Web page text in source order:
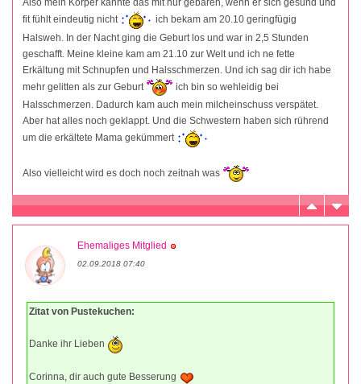
Also mein Körper kannte das mit nur gebären, wenn er sich gesund und
fit fühlt eindeutig nicht
ich bekam am 20.10 geringfügig
Halsweh. In der Nacht ging die Geburt los und war in 2,5 Stunden
geschafft. Meine kleine kam am 21.10 zur Welt und ich ne fette
Erkältung mit Schnupfen und Halsschmerzen. Und ich sag dir ich habe
mehr gelitten als zur Geburt
ich bin so wehleidig bei
Halsschmerzen. Dadurch kam auch mein milcheinschuss verspätet.
Aber hat alles noch geklappt. Und die Schwestern haben sich rührend
um die erkältete Mama gekümmert
Also vielleicht wird es doch noch zeitnah was
Ehemaliges Mitglied
02.09.2018 07:40
Zitat von Pustekuchen:
Danke ihr Lieben
Corinna, dir auch gute Besserung